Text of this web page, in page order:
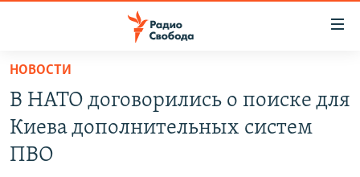
упрощенного
доступа
Вернуться
основному
АВТОРСКИЕ ПРОЕКТЫ
НОВОСТИ
В НАТО договорились о поиске для
Киева дополнительных систем
ПВО